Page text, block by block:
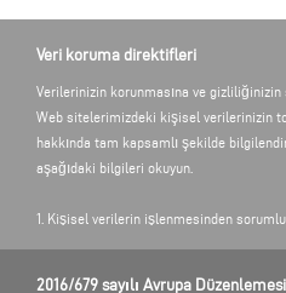
Veri koruma direktifleri
Verilerinizin korunmasına ve gizliliğinizin
Web sitelerimizdeki kişisel verilerinizin
hakkında tam kapsamlı şekilde
aşağıdaki bilgileri okuyun.
1. Kişisel verilerin işlenmesinden
2016/679 sayılı Avrupa